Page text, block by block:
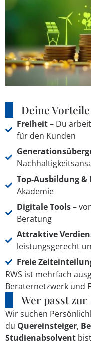
Deine
Freiheit– Du
für den Kunden
Top-Ausbildung &
Akademie
Digitale Tools–
Beratung
Attraktive
leistungsgerecht
Freie
RWS ist mehrfach
Beraternetzwerk und
Wer passt zur
Wir suchen
du Quereinsteiger,
Studienabsolvent